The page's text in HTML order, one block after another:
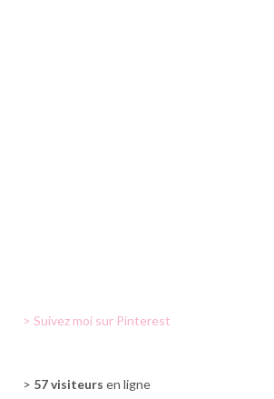
> Suivez moi sur Pinterest
> 57 visiteurs en ligne